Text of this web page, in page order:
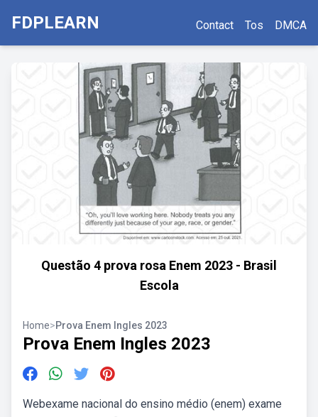
FDPLEARN Contact Tos DMCA
Questão 4 prova rosa Enem 2023 - Brasil
Escola
Home>Prova Enem Ingles 2023
Prova Enem Ingles 2023
Webexame nacional do ensino médio (enem) exame